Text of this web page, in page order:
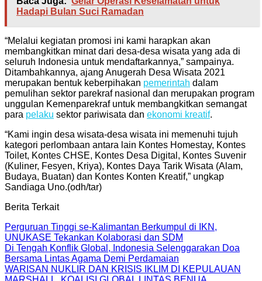
Hadapi Bulan Suci Ramadan
“Melalui kegiatan promosi ini kami harapkan akan
membangkitkan minat dari desa-desa wisata yang ada di
seluruh Indonesia untuk mendaftarkannya,” sampainya.
Ditambahkannya, ajang Anugerah Desa Wisata 2021
merupakan bentuk keberpihakan pemerintah dalam
pemulihan sektor parekraf nasional dan merupakan program
unggulan Kemenparekraf untuk membangkitkan semangat
para pelaku sektor pariwisata dan ekonomi kreatif.
“Kami ingin desa wisata-desa wisata ini memenuhi tujuh
kategori perlombaan antara lain Kontes Homestay, Kontes
Toilet, Kontes CHSE, Kontes Desa Digital, Kontes Suvenir
(Kuliner, Fesyen, Kriya), Kontes Daya Tarik Wisata (Alam,
Budaya, Buatan) dan Kontes Konten Kreatif,” ungkap
Sandiaga Uno.(odh/tar)
Berita Terkait
Perguruan Tinggi se-Kalimantan Berkumpul di IKN,
UNUKASE Tekankan Kolaborasi dan SDM
Di Tengah Konflik Global, Indonesia Selenggarakan Doa
Bersama Lintas Agama Demi Perdamaian
WARISAN NUKLIR DAN KRISIS IKLIM DI KEPULAUAN